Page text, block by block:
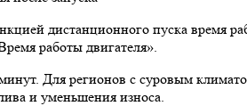
дистанционного пуска время
работы двигателя».
Для регионов с суровым
и уменьшения износа.